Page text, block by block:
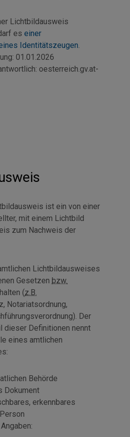
Lichtbildausweis
es einer
Identitätszeugen.
01.01.2026
oesterreich.gv.at-
ist ein von einer
mit einem Lichtbild
zum Nachweis der
Lichtbildausweises
Gesetzen bzw.
(z.B.
Notariatsordnung,
Der
dieser Definitionen nennt
eines amtlichen
Behörde
Dokument
erkennbares